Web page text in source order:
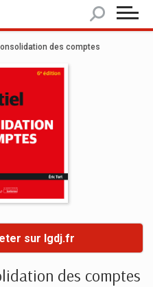
des comptes
sur lgdj.fr
des comptes